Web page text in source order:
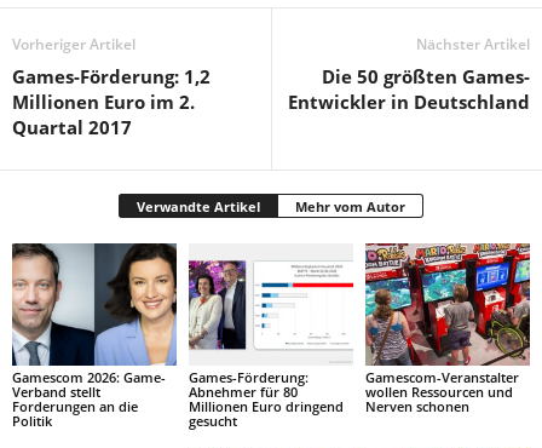
Vorheriger Artikel
Games-Förderung: 1,2
Millionen Euro im 2.
Quartal 2017
Nächster Artikel
Die 50 größten Games-
Entwickler in Deutschland
Verwandte Artikel Mehr vom Autor
Gamescom 2026: Game-
Verband stellt
Forderungen an die
Politik
Games-Förderung:
Abnehmer für 80
Millionen Euro dringend
gesucht
Gamescom-Veranstalter
wollen Ressourcen und
Nerven schonen